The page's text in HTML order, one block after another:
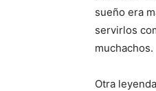
sueño era
servirlos
muchachos.
Otra